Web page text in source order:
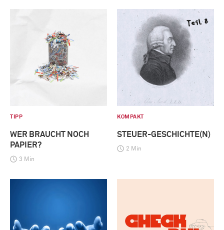
TIPP
WER BRAUCHT NOCH
PAPIER?
3 Min
KOMPAKT
STEUER-GESCHICHTE(N)
2 Min